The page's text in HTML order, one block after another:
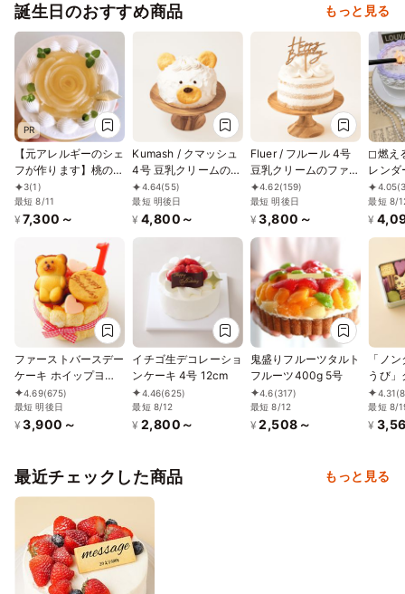
みいた
コ バ
お誕生
バーサ
わひん
誕生日のおすすめ商品 もっと見る
PR
【元アレルギーのシェ
フが作ります】桃のシ
ョートケーキ4号
（12cm）アレルギー
対応ケーキ／ヴィーガ
3(1)
最短 8/11
¥ 7,300～
Kumash / クマッシュ
4号 豆乳クリームのス
マッシュケーキ グル
テンフリー 小麦不使
用
4.64(55)
最短 明後日
¥ 4,800～
Fluer / フルール 4号
豆乳クリームのファー
ストバースデーケーキ
ケーキトッパー付き
グルテンフリー 小
麦・乳不使用
4.62(159)
最短 明後日
¥ 3,800～
◻︎燃え
レンダ
ェイケ
る10
ーキ｜
日付
4.05
最短 8/
¥
ファーストバースデー
ケーキ ホイップヨー
グルトクリーム 3号
9cm
4.69(675)
最短 明後日
¥ 3,900～
イチゴ生デコレーショ
ンケーキ 4号 12cm
4.46(625)
最短 8/12
¥ 2,800～
鬼盛りフルーツタルト
フルーツ400g 5号
4.6(317)
最短 8/12
¥ 2,508～
「ノ
うび」
4.31
最短 8/
¥
最近チェックした商品 もっと見る